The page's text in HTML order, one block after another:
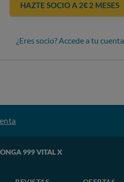
HAZTE SOCIO A 2€ 2 MESES
¿Eres socio? Accede a tu cuenta
999 VITAL X